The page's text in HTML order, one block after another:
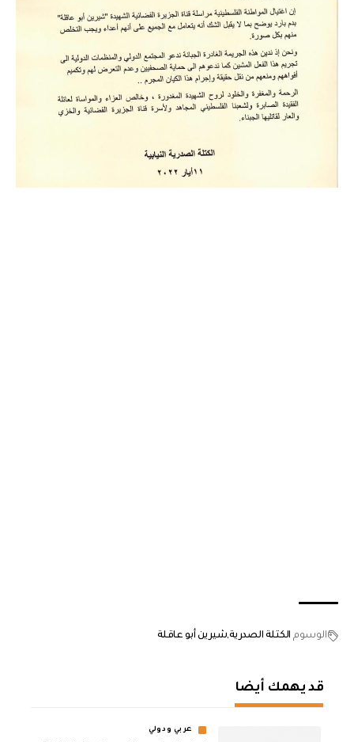
الوسوم الكتلة الصدريةشيرين أبو عاقلة
قد يهمك أيضا
عربي ودولي